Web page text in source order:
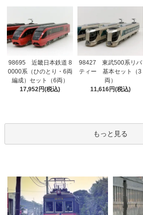
98695 近畿日本鉄道 8
0000系（ひのとり・6両
編成）セット（6両）
17,952円(税込)
98427 東武500系リバ
ティー 基本セット（3
両）
11,616円(税込)
もっと見る